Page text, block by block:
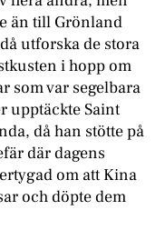
än till Grönland
utforska de stora
i hopp om
som var segelbara
upptäckte Saint
då han stötte på
där dagens
om att Kina
och döpte dem